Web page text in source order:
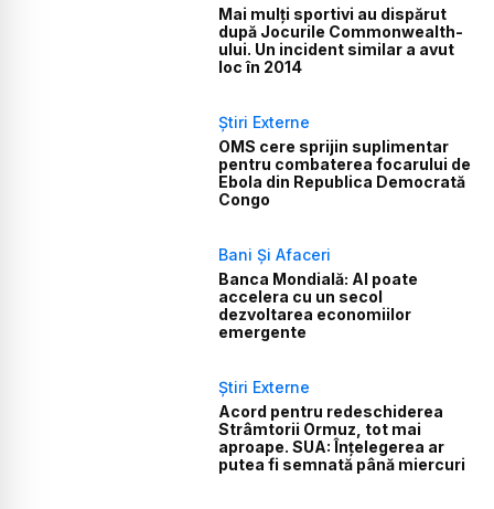
Mai mulți sportivi au dispărut
după Jocurile Commonwealth-
ului. Un incident similar a avut
loc în 2014
Știri Externe
OMS cere sprijin suplimentar
pentru combaterea focarului de
Ebola din Republica Democrată
Congo
Bani Și Afaceri
Banca Mondială: AI poate
accelera cu un secol
dezvoltarea economiilor
emergente
Știri Externe
Acord pentru redeschiderea
Strâmtorii Ormuz, tot mai
aproape. SUA: Înțelegerea ar
putea fi semnată până miercuri